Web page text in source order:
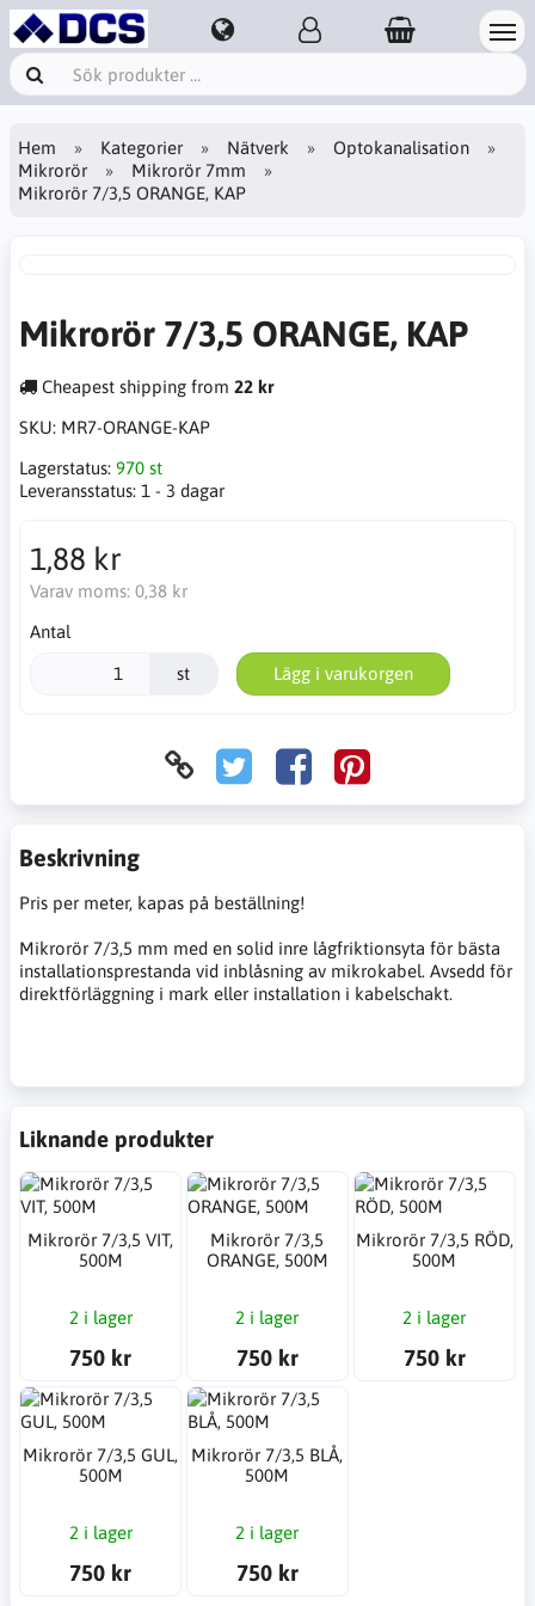
Hem Kategorier Nätverk
Optokanalisation
Mikrorör
Mikrorör 7mm
Mikrorör 7/3,5 ORANGE, KAP
Mikrorör 7/3,5 ORANGE, KAP
Cheapest shipping from 22 kr
SKU: MR7-ORANGE-KAP
Lagerstatus: 970 st
Leveransstatus: 1 - 3 dagar
1,88 kr
Varav moms: 0,38 kr
Antal
st Lägg i varukorgen
Beskrivning
Pris per meter, kapas på beställning!
Mikrorör 7/3,5 mm med en solid inre lågfriktionsyta för bästa
installationsprestanda vid inblåsning av mikrokabel. Avsedd för
direktförläggning i mark eller installation i kabelschakt.
Liknande produkter
Mikrorör 7/3,5 VIT,
500M
2 i lager
750 kr
Mikrorör 7/3,5
ORANGE, 500M
2 i lager
750 kr
Mikrorör 7/3,5 RÖD,
500M
2 i lager
750 kr
Mikrorör 7/3,5 GUL,
500M
2 i lager
750 kr
Mikrorör 7/3,5 BLÅ,
500M
2 i lager
750 kr